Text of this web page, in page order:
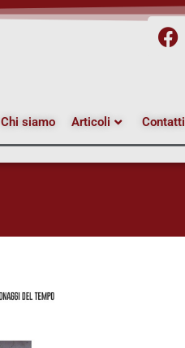
Chi siamo Articoli Contatti